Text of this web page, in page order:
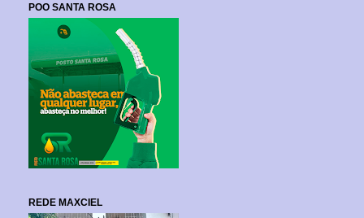
POO SANTA ROSA
REDE MAXCIEL